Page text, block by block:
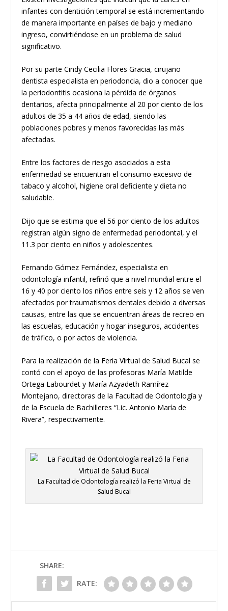
infantes con dentición temporal se está incrementando
de manera importante en países de bajo y mediano
ingreso, convirtiéndose en un problema de salud
significativo.
Por su parte Cindy Cecilia Flores Gracia, cirujano
dentista especialista en periodoncia, dio a conocer que
la periodontitis ocasiona la pérdida de órganos
dentarios, afecta principalmente al 20 por ciento de los
adultos de 35 a 44 años de edad, siendo las
poblaciones pobres y menos favorecidas las más
afectadas.
Entre los factores de riesgo asociados a esta
enfermedad se encuentran el consumo excesivo de
tabaco y alcohol, higiene oral deficiente y dieta no
saludable.
Dijo que se estima que el 56 por ciento de los adultos
registran algún signo de enfermedad periodontal, y el
11.3 por ciento en niños y adolescentes.
Fernando Gómez Fernández, especialista en
odontología infantil, refirió que a nivel mundial entre el
16 y 40 por ciento los niños entre seis y 12 años se ven
afectados por traumatismos dentales debido a diversas
causas, entre las que se encuentran áreas de recreo en
las escuelas, educación y hogar inseguros, accidentes
de tráfico, o por actos de violencia.
Para la realización de la Feria Virtual de Salud Bucal se
contó con el apoyo de las profesoras María Matilde
Ortega Labourdet y María Azyadeth Ramírez
Montejano, directoras de la Facultad de Odontología y
de la Escuela de Bachilleres “Lic. Antonio María de
Rivera”, respectivamente.
La Facultad de Odontología realizó la Feria Virtual de
Salud Bucal
SHARE:
RATE: